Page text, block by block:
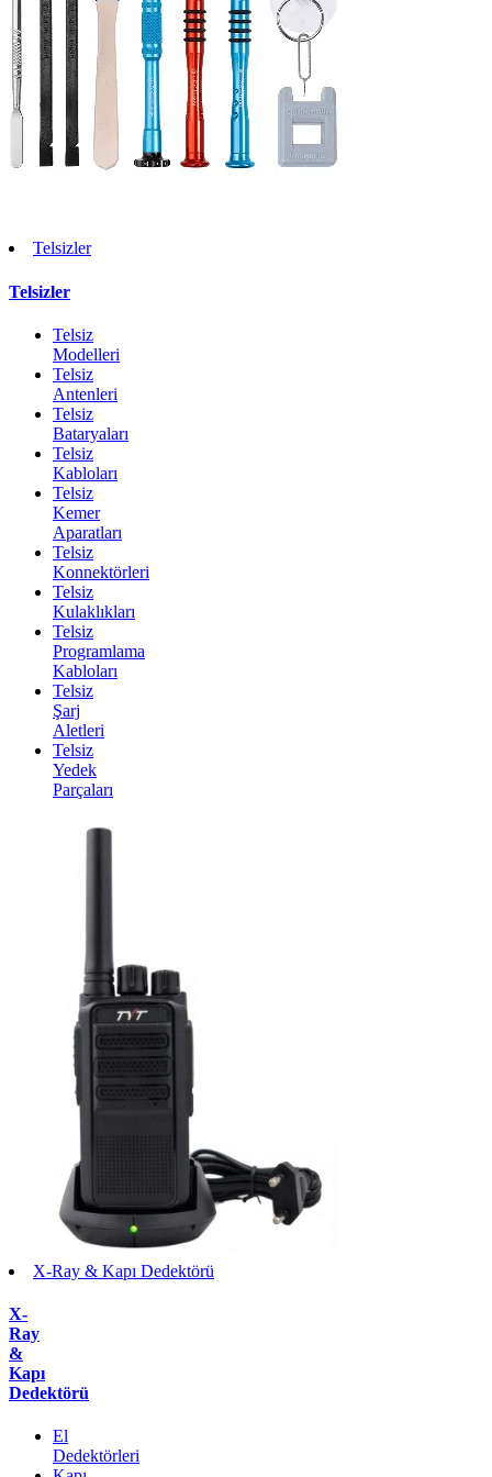
Telsizler
Telsizler
Telsiz
Modelleri
Telsiz
Antenleri
Telsiz
Bataryaları
Telsiz
Kabloları
Telsiz
Kemer
Aparatları
Telsiz
Konnektörleri
Telsiz
Kulaklıkları
Telsiz
Programlama
Kabloları
Telsiz
Şarj
Aletleri
Telsiz
Yedek
Parçaları
X-Ray & Kapı Dedektörü
X-
Ray
&
Kapı
Dedektörü
El
Dedektörleri